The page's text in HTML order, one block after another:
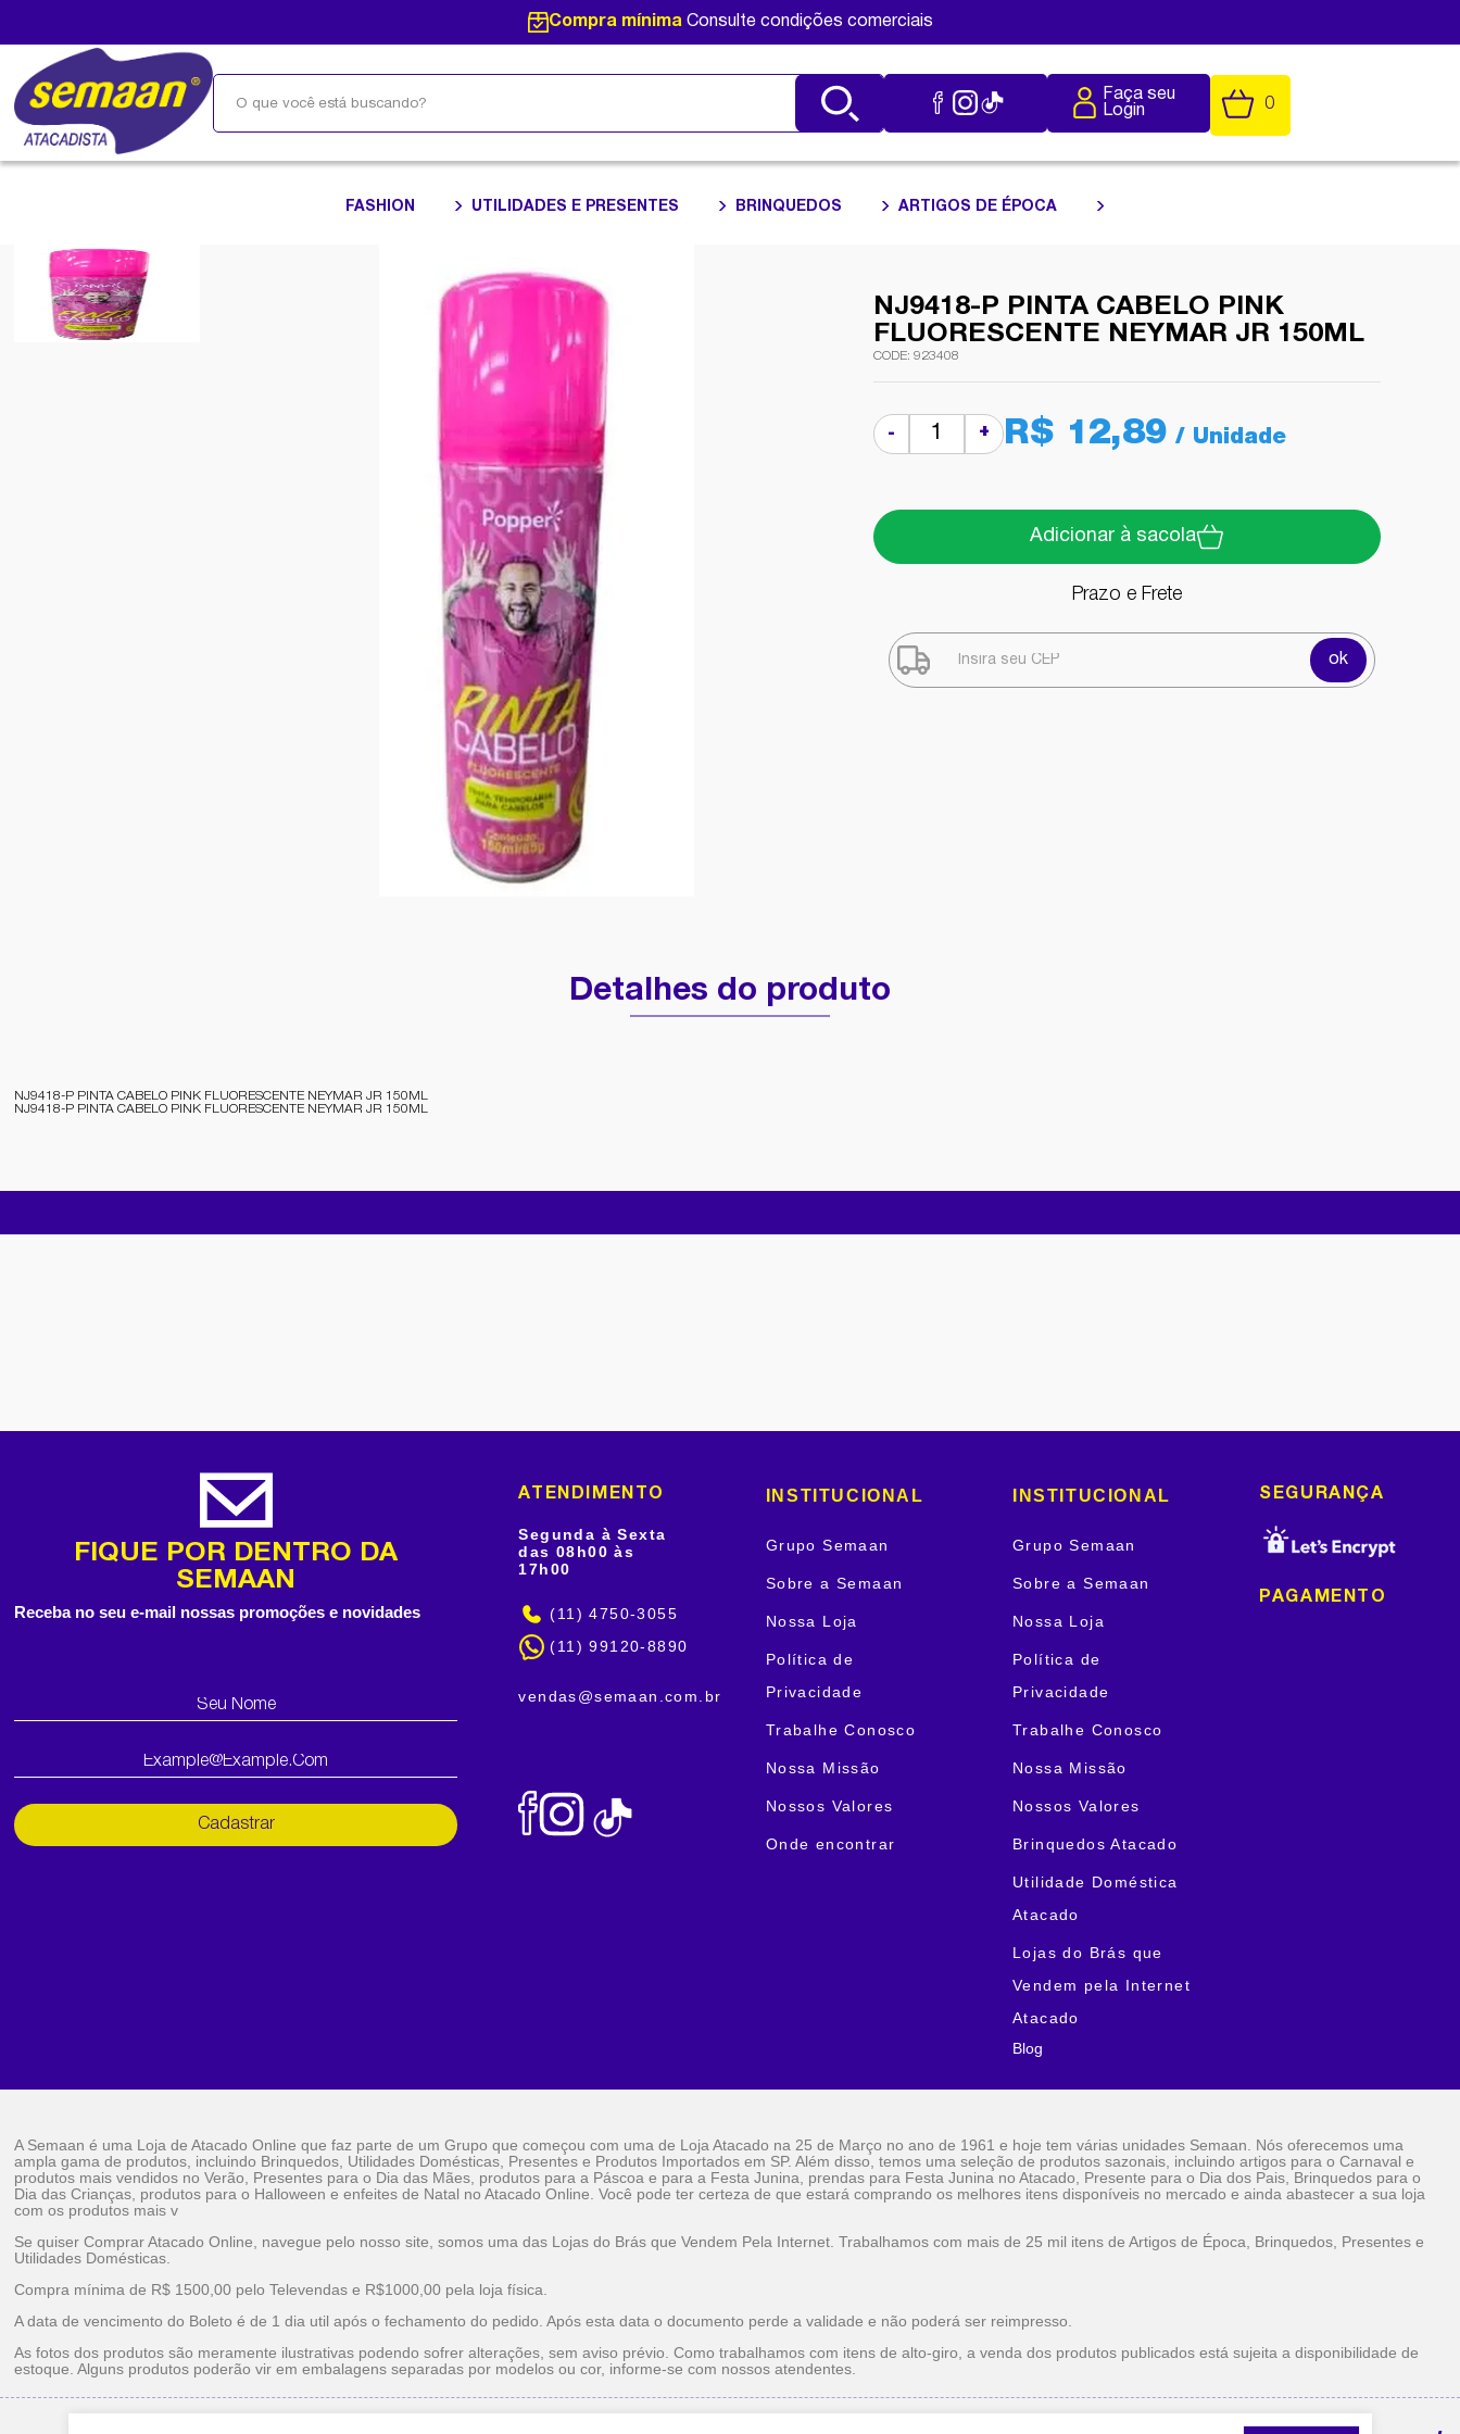
Compra mínimaConsulte condições comerciais
Faça seu
Login
0
FASHION UTILIDADES E PRESENTES BRINQUEDOS ARTIGOS DE ÉPOCA
NJ9418-P PINTA CABELO PINK
FLUORESCENTE NEYMAR JR 150ML
923408
- + R$ 12,89
Adicionar à sacola
Prazo e Frete
ok
Detalhes do produto
NJ9418-P PINTA CABELO PINK FLUORESCENTE NEYMAR JR 150ML
NJ9418-P PINTA CABELO PINK FLUORESCENTE NEYMAR JR 150ML
FIQUE POR DENTRO DA
SEMAAN
Receba no seu e-mail nossas promoções e novidades
Cadastrar
ATENDIMENTO
Segunda à Sexta
das 08h00 às
17h00
(11) 4750-3055
(11) 99120-8890
vendas@semaan.com.br
INSTITUCIONAL
Grupo Semaan
Sobre a Semaan
Nossa Loja
Política de
Privacidade
Trabalhe Conosco
Nossa Missão
Nossos Valores
Onde encontrar
INSTITUCIONAL
Grupo Semaan
Sobre a Semaan
Nossa Loja
Política de
Privacidade
Trabalhe Conosco
Nossa Missão
Nossos Valores
Brinquedos Atacado
Utilidade Doméstica
Atacado
Lojas do Brás que
Vendem pela Internet
Atacado
Blog
SEGURANÇA
PAGAMENTO
A Semaan é uma Loja de Atacado Online que faz parte de um Grupo que começou com uma de Loja Atacado na 25 de Março no ano de 1961 e hoje tem várias unidades Semaan. Nós oferecemos uma
ampla gama de produtos, incluindo Brinquedos, Utilidades Domésticas, Presentes e Produtos Importados em SP. Além disso, temos uma seleção de produtos sazonais, incluindo artigos para o Carnaval e
produtos mais vendidos no Verão, Presentes para o Dia das Mães, produtos para a Páscoa e para a Festa Junina, prendas para Festa Junina no Atacado, Presente para o Dia dos Pais, Brinquedos para o
Dia das Crianças, produtos para o Halloween e enfeites de Natal no Atacado Online. Você pode ter certeza de que estará comprando os melhores itens disponíveis no mercado e ainda abastecer a sua loja
com os produtos mais v
Se quiser Comprar Atacado Online, navegue pelo nosso site, somos uma das Lojas do Brás que Vendem Pela Internet. Trabalhamos com mais de 25 mil itens de Artigos de Época, Brinquedos, Presentes e
Utilidades Domésticas.
Compra mínima de R$ 1500,00 pelo Televendas e R$1000,00 pela loja física.
A data de vencimento do Boleto é de 1 dia util após o fechamento do pedido. Após esta data o documento perde a validade e não poderá ser reimpresso.
As fotos dos produtos são meramente ilustrativas podendo sofrer alterações, sem aviso prévio. Como trabalhamos com itens de alto-giro, a venda dos produtos publicados está sujeita a disponibilidade de
estoque. Alguns produtos poderão vir em embalagens separadas por modelos ou cor, informe-se com nossos atendentes.